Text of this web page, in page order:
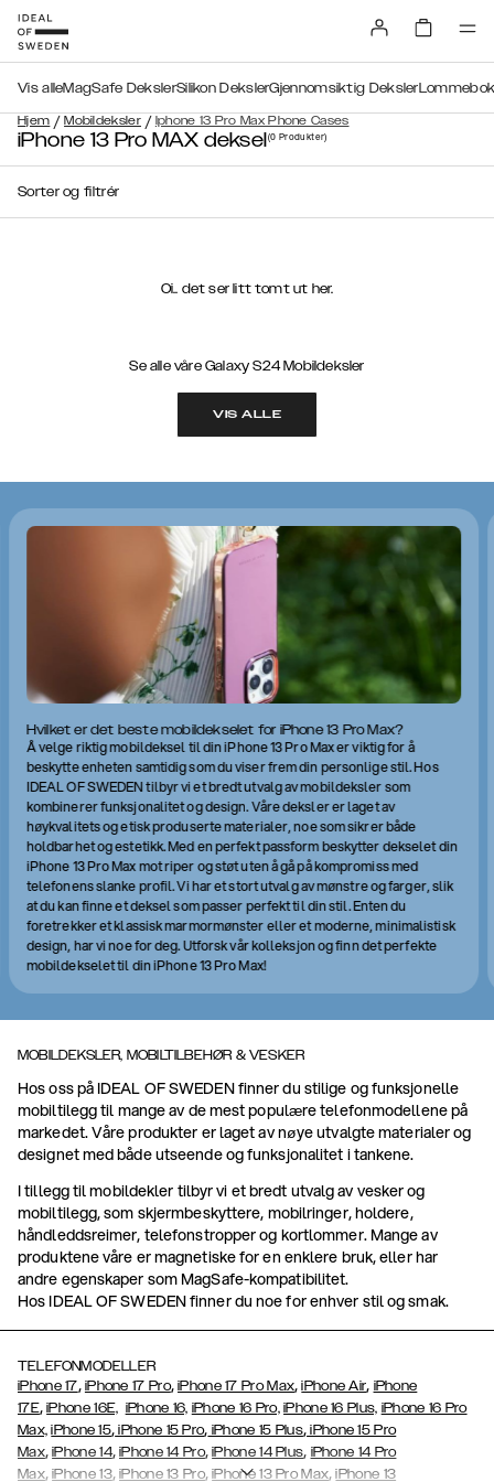
Hjem / Mobildeksler / Iphone 13 Pro Max Phone Cases
Vis alleMagSafe DekslerSilikon DekslerGjennomsiktig Deksler
iPhone 13 Pro MAX deksel(0 Produkter)
Sorter og filtrér
Oi.. det ser litt tomt ut her.
Se alle våre Galaxy S24 Mobildeksler
VIS ALLE
Hvilket er det beste mobildekselet for iPhone 13 Pro Max?
Å velge riktig mobildeksel til din iPhone 13 Pro Max er viktig for å
beskytte enheten samtidig som du viser frem din personlige stil. Hos
IDEAL OF SWEDEN tilbyr vi et bredt utvalg av mobildeksler som
kombinerer funksjonalitet og design. Våre deksler er laget av
høykvalitets og etisk produserte materialer, noe som sikrer både
holdbarhet og estetikk. Med en perfekt passform beskytter dekselet din
iPhone 13 Pro Max mot riper og støt uten å gå på kompromiss med
telefonens slanke profil. Vi har et stort utvalg av mønstre og farger, slik
at du kan finne et deksel som passer perfekt til din stil. Enten du
foretrekker et klassisk marmormønster eller et moderne, minimalistisk
design, har vi noe for deg. Utforsk vår kolleksjon og finn det perfekte
mobildekselet til din iPhone 13 Pro Max!
MOBILDEKSLER, MOBILTILBEHØR & VESKER
Hos oss på IDEAL OF SWEDEN finner du stilige og funksjonelle
mobiltilegg til mange av de mest populære telefonmodellene på
markedet. Våre produkter er laget av nøye utvalgte materialer og
designet med både utseende og funksjonalitet i tankene.
I tillegg til mobildekler tilbyr vi et bredt utvalg av vesker og
mobiltilegg, som skjermbeskyttere, mobilringer, holdere,
håndleddsreimer, telefonstropper og kortlommer. Mange av
produktene våre er magnetiske for en enklere bruk, eller har
andre egenskaper som MagSafe-kompatibilitet.
Hos IDEAL OF SWEDEN finner du noe for enhver stil og smak.
TELEFONMODELLER
iPhone 17, iPhone 17 Pro,iPhone 17 Pro Max,iPhone Air, iPhone
17E,iPhone 16E, iPhone 16, iPhone 16 Pro, iPhone 16 Plus, iPhone 16 Pro
Max, iPhone 15, iPhone 15 Pro, iPhone 15 Plus, iPhone 15 Pro
Max,iPhone 14,iPhone 14 Pro,iPhone 14 Plus, iPhone 14 Pro
Max,iPhone 13,iPhone 13 Pro,iPhone 13 Pro Max,iPhone 13